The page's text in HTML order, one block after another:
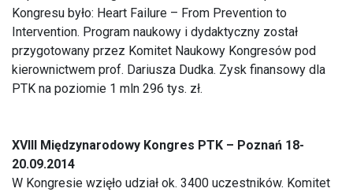
Kongresu było: Heart Failure – From Prevention to
Intervention. Program naukowy i dydaktyczny został
przygotowany przez Komitet Naukowy Kongresów pod
kierownictwem prof. Dariusza Dudka. Zysk finansowy dla
PTK na poziomie 1 mln 296 tys. zł.
XVIII Międzynarodowy Kongres PTK – Poznań 18-
20.09.2014
W Kongresie wzięło udział ok. 3400 uczestników. Komitet